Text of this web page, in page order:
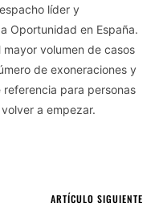
líder y
Oportunidad en España.
volumen de casos
de exoneraciones y
para personas
a empezar.
ARTÍCULO SIGUIENTE